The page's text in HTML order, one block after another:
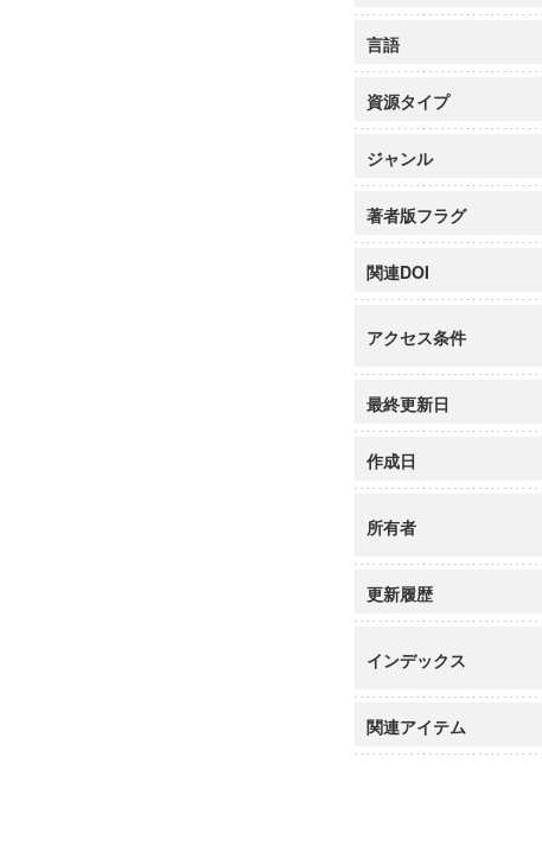
言語
資源タイプ
ジャンル
著者版フラグ
関連DOI
アクセス条件
最終更新日
作成日
所有者
更新履歴
インデックス
関連アイテム